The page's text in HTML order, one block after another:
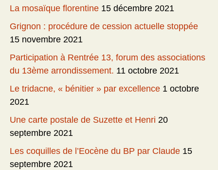
La mosaïque florentine 15 décembre 2021
Grignon : procédure de cession actuelle stoppée
15 novembre 2021
Participation à Rentrée 13, forum des associations
du 13ème arrondissement. 11 octobre 2021
Le tridacne, « bénitier » par excellence 1 octobre
2021
Une carte postale de Suzette et Henri 20
septembre 2021
Les coquilles de l’Eocène du BP par Claude 15
septembre 2021